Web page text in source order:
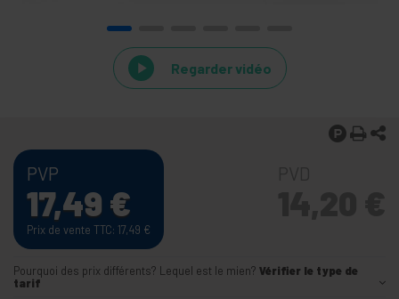
Regarder vidéo
PVP
17,49 €
Prix de vente TTC: 17,49 €
Pourquoi des prix différents? Lequel est le mien? Vérifier le type de
tarif